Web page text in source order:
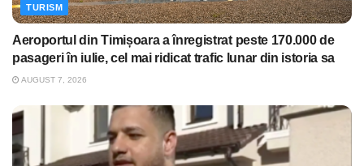
TURISM
Aeroportul din Timișoara a înregistrat peste 170.000 de
pasageri în iulie, cel mai ridicat trafic lunar din istoria sa
AUGUST 7, 2026